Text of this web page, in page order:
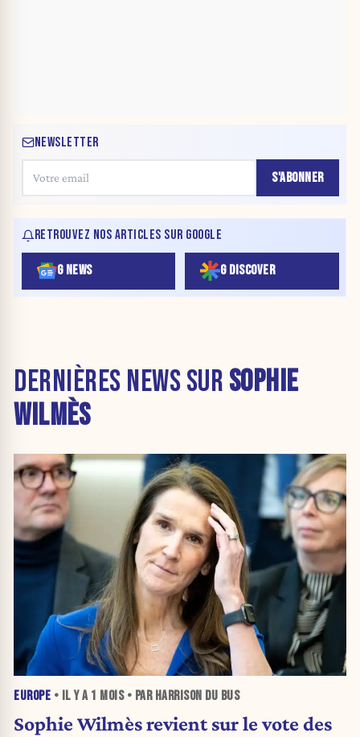
NEWSLETTER
S'ABONNER
RETROUVEZ NOS ARTICLES SUR GOOGLE
G NEWS G DISCOVER
DERNIÈRES NEWS SUR SOPHIE
WILMÈS
EUROPE • IL Y A 1 MOIS• PAR HARRISON DU BUS
Sophie Wilmès revient sur le vote des